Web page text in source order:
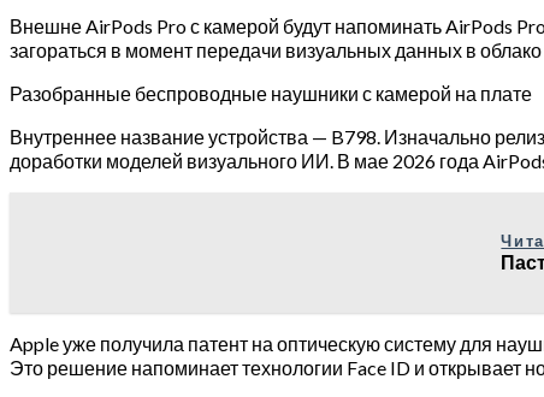
Внешне AirPods Pro с камерой будут напоминать AirPods
загораться в момент передачи визуальных данных в
Разобранные беспроводные наушники с камерой на плате
Внутреннее название устройства — B798. Изначально
доработки моделей визуального ИИ. В мае 2026 года
Apple уже получила патент на оптическую систему для
Это решение напоминает технологии Face ID и открывает